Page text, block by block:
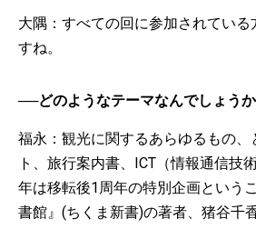
大隅：すべての回に参加されている
すね。
──どのようなテーマなんでしょう
福永：観光に関するあらゆるもの、
ト、旅行案内書、ICT（情報通信技
年は移転後1周年の特別企画という
書館』(ちくま新書)の著者、猪谷千